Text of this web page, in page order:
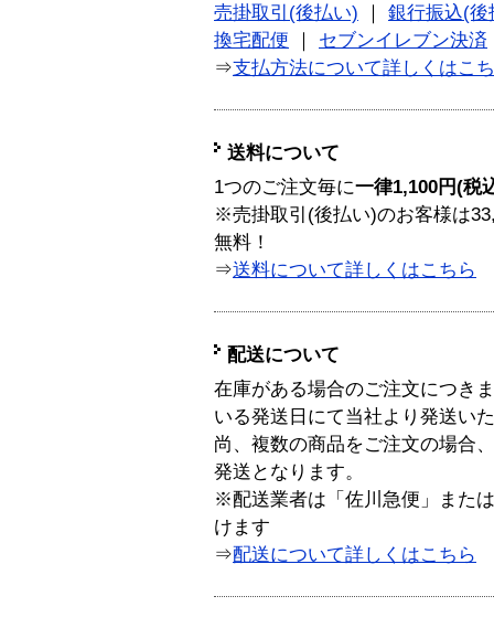
売掛取引(後払い)
銀行振込(後
換宅配便
セブンイレブン決済
⇒支払方法について詳しくはこ
送料について
1つのご注文毎に一律1,100円(税
※売掛取引(後払い)のお客様は
無料！
⇒送料について詳しくはこちら
配送について
在庫がある場合のご注文につき
いる発送日にて当社より発送い
尚、複数の商品をご注文の場合
発送となります。
※配送業者は「佐川急便」また
けます
⇒配送について詳しくはこちら